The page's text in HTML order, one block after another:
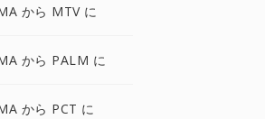
から MTV に
から PALM に
から PCT に